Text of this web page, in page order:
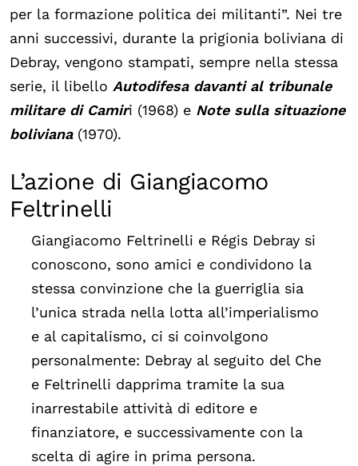
per la formazione politica dei militanti”. Nei tre
anni successivi, durante la prigionia boliviana di
Debray, vengono stampati, sempre nella stessa
serie, il libello Autodifesa davanti al tribunale
militare di Camiri (1968) e Note sulla situazione
boliviana(1970).
L’azione di Giangiacomo
Feltrinelli
Giangiacomo Feltrinelli e Régis Debray si
conoscono, sono amici e condividono la
stessa convinzione che la guerriglia sia
l’unica strada nella lotta all’imperialismo
e al capitalismo, ci si coinvolgono
personalmente: Debray al seguito del Che
e Feltrinelli dapprima tramite la sua
inarrestabile attività di editore e
finanziatore, e successivamente con la
scelta di agire in prima persona.